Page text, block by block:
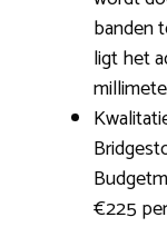
banden
ligt het
€225